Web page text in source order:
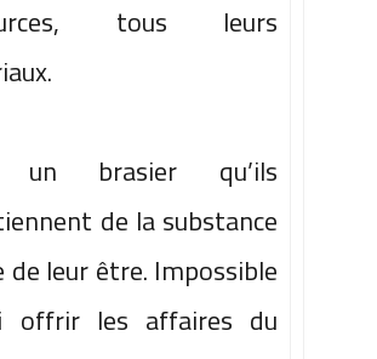
tous leurs
un brasier qu’ils
de la substance
de leur être. Impossible
offrir les affaires du